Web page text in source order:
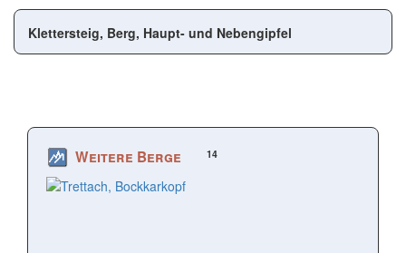
Klettersteig, Berg, Haupt- und Nebengipfel
Weitere Berge 14